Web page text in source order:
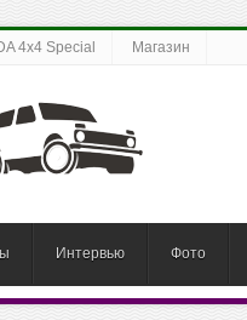
4x4 Special Магазин
Интервью Фото